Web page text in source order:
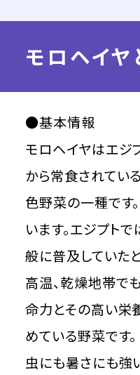
モロヘイヤ
●基本情報
モロヘイヤはエジ
から常食されてい
色野菜の一種です
います。エジプト
般に普及していた
高温、乾燥地帯で
命力とその高い栄
めている野菜です。
虫にも暑さにも強